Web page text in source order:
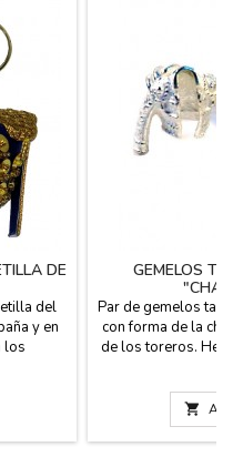
DE
del
y en
los
a los
fiesta
y Oro,
Capote
GEMELOS
Par de gemelos
con forma de la
de los toreros.
Olvida los
gemelos son
respeto por la
pieza de joyería
